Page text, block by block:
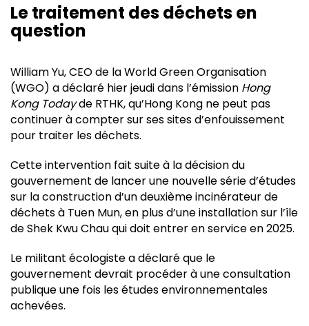
Le traitement des déchets en
question
William Yu, CEO de la World Green Organisation
(WGO) a déclaré hier jeudi dans l’émission Hong
Kong Todayde RTHK, qu’Hong Kong ne peut pas
continuer à compter sur ses sites d’enfouissement
pour traiter les déchets.
Cette intervention fait suite à la décision du
gouvernement de lancer une nouvelle série d’études
sur la construction d’un deuxième incinérateur de
déchets à Tuen Mun, en plus d’une installation sur l’île
de Shek Kwu Chau qui doit entrer en service en 2025.
Le militant écologiste a déclaré que le
gouvernement devrait procéder à une consultation
publique une fois les études environnementales
achevées.